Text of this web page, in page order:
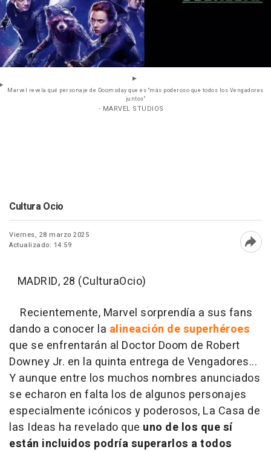
Marvel revela qué personaje de Doomsday que es "más poderoso que todos los Vengadores
juntos"
- MARVEL STUDIOS
Cultura Ocio
Viernes, 28 marzo 2025
Actualizado: 14:59
MADRID, 28 (CulturaOcio)
Recientemente, Marvel sorprendía a sus fans
dando a conocer la alineación de superhéroes
que se enfrentarán al Doctor Doom de Robert
Downey Jr. en la quinta entrega de Vengadores...
Y aunque entre los muchos nombres anunciados
se echaron en falta los de algunos personajes
especialmente icónicos y poderosos, La Casa de
las Ideas ha revelado que uno de los que sí
están incluidos podría superarlos a todos